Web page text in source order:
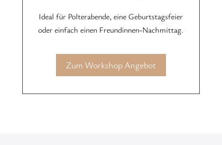
Ideal für Polterabende, eine Geburtstagsfeier
oder einfach einen Freundinnen-Nachmittag.
Zum Workshop Angebot